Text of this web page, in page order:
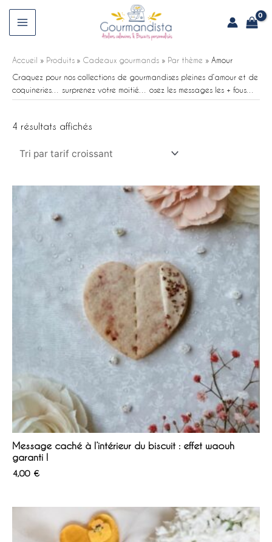
Aller
contenu
Main
Menu
Accueil Produits Cadeaux gourmands Par thème
Amour
Craquez pour nos collections de gourmandises pleines d’amour et de
coquineries… surprenez votre moitié… osez les messages les + fous…
4 résultats affichés
croissant
Message caché à l’intérieur du biscuit : effet waouh
garanti !
4,00 €